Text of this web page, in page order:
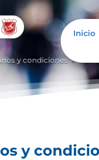
Inicio
y condiciones 9
y